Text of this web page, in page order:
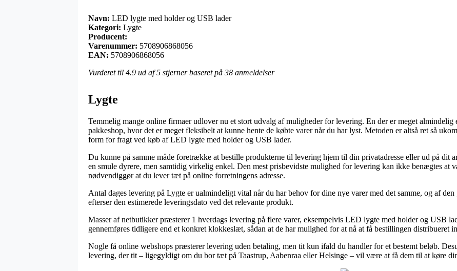
Navn: LED lygte med holder og USB lader
Kategori: Lygte
Producent:
Varenummer: 5708906868056
EAN: 5708906868056
Vurderet til 4.9 ud af 5 stjerner baseret på 38 anmeldelser
Lygte
Temmelig mange online firmaer udlover nu et stort udvalg af muligheder for levering. En der er meget almindelig
pakkeshop, hvor det er meget fleksibelt at kunne hente de købte varer når du har lyst. Metoden er altså ret så
form for fragt ved køb af LED lygte med holder og USB lader.
Du kunne på samme måde foretrække at bestille produkterne til levering hjem til din privatadresse eller ud på dit
en smule dyrere, men samtidig virkelig enkel. Den mest prisbevidste mulighed for levering kan ikke benægtes at
nødvendiggør at du lever tæt på online forretningens adresse.
Antal dages levering på Lygte er ualmindeligt vital når du har behov for dine nye varer med det samme, og af den
efterser den estimerede leveringsdato ved det relevante produkt.
Masser af netbutikker præsterer 1 hverdags levering på flere varer, eksempelvis LED lygte med holder og USB
gennemføres tidligere end et konkret klokkeslæt, sådan at de har mulighed for at nå at få bestillingen distribueret
Nogle få online webshops præsterer levering uden betaling, men tit kun ifald du handler for et bestemt beløb.
levering, der tit – ligegyldigt om du bor tæt på Taastrup, Aabenraa eller Helsinge – vil være at få dem til at køre